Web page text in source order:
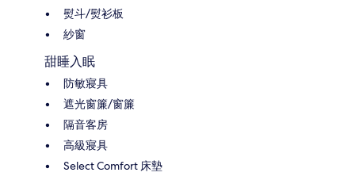
熨斗/熨衫板
紗窗
甜睡入眠
防敏寢具
遮光窗簾/窗簾
隔音客房
高級寢具
Select Comfort 床墊